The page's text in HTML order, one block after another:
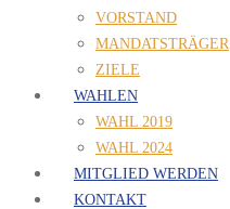
VORSTAND
MANDATSTRÄGER
ZIELE
WAHLEN
WAHL 2019
WAHL 2024
MITGLIED WERDEN
KONTAKT